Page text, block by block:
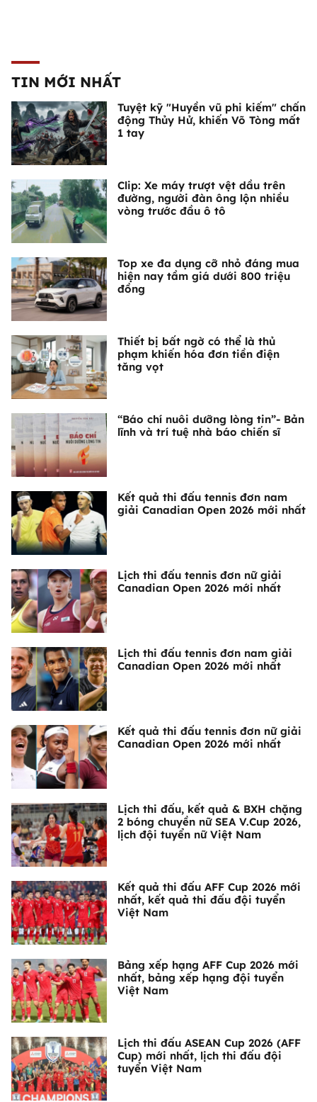
TIN MỚI NHẤT
Tuyệt kỹ "Huyền vũ phi kiếm" chấn
động Thủy Hử, khiến Võ Tòng mất
1 tay
Clip: Xe máy trượt vệt dầu trên
đường, người đàn ông lộn nhiều
vòng trước đầu ô tô
Top xe đa dụng cỡ nhỏ đáng mua
hiện nay tầm giá dưới 800 triệu
đồng
Thiết bị bất ngờ có thể là thủ
phạm khiến hóa đơn tiền điện
tăng vọt
“Báo chí nuôi dưỡng lòng tin”- Bản
lĩnh và trí tuệ nhà báo chiến sĩ
Kết quả thi đấu tennis đơn nam
giải Canadian Open 2026 mới nhất
Lịch thi đấu tennis đơn nữ giải
Canadian Open 2026 mới nhất
Lịch thi đấu tennis đơn nam giải
Canadian Open 2026 mới nhất
Kết quả thi đấu tennis đơn nữ giải
Canadian Open 2026 mới nhất
Lịch thi đấu, kết quả & BXH chặng
2 bóng chuyền nữ SEA V.Cup 2026,
lịch đội tuyển nữ Việt Nam
Kết quả thi đấu AFF Cup 2026 mới
nhất, kết quả thi đấu đội tuyển
Việt Nam
Bảng xếp hạng AFF Cup 2026 mới
nhất, bảng xếp hạng đội tuyển
Việt Nam
Lịch thi đấu ASEAN Cup 2026 (AFF
Cup) mới nhất, lịch thi đấu đội
tuyển Việt Nam